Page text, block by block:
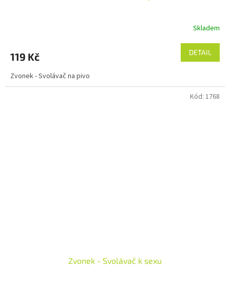
Skladem
119 Kč DETAIL
Zvonek - Svolávač na pivo
Zvonek - Svolávač k sexu
Kód: 1768